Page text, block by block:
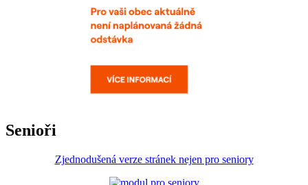
Senioři
Zjednodušená verze stránek nejen pro seniory